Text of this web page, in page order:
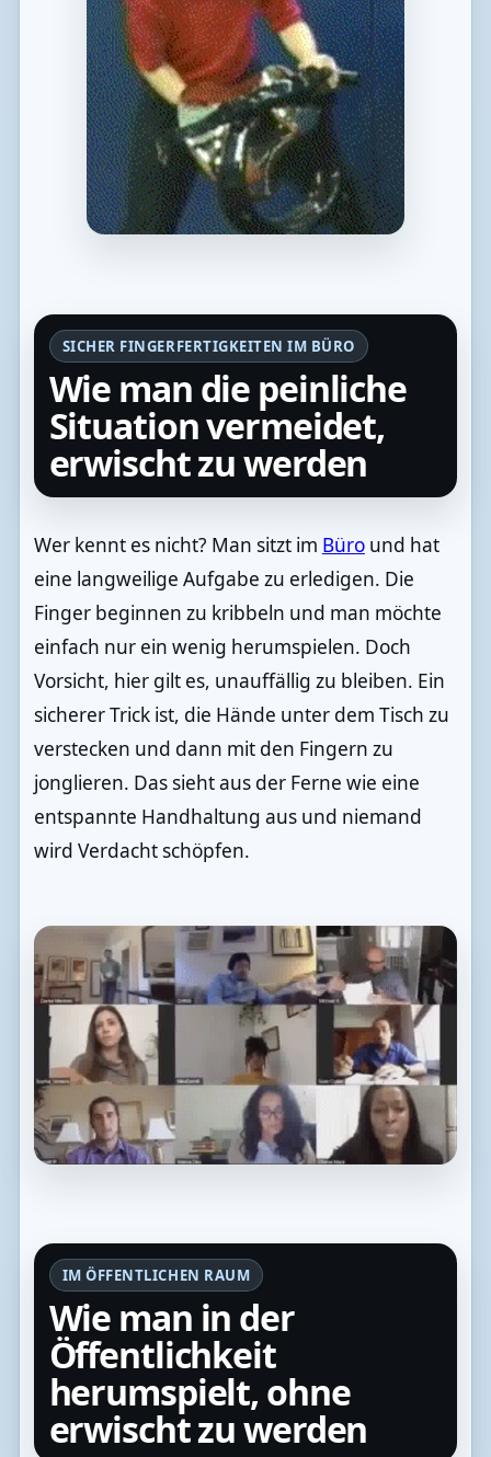
SICHER FINGERFERTIGKEITEN IM BÜRO
Wie man die peinliche
Situation vermeidet,
erwischt zu werden
Wer kennt es nicht? Man sitzt im Büround hat
eine langweilige Aufgabe zu erledigen. Die
Finger beginnen zu kribbeln und man möchte
einfach nur ein wenig herumspielen. Doch
Vorsicht, hier gilt es, unauffällig zu bleiben. Ein
sicherer Trick ist, die Hände unter dem Tisch zu
verstecken und dann mit den Fingern zu
jonglieren. Das sieht aus der Ferne wie eine
entspannte Handhaltung aus und niemand
wird Verdacht schöpfen.
IM ÖFFENTLICHEN RAUM
Wie man in der
Öffentlichkeit
herumspielt, ohne
erwischt zu werden